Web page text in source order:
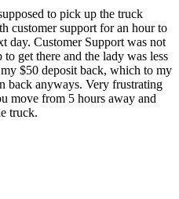
to pick up the truck
customer support for an hour to
day. Customer Support was not
get there and the lady was less
$50 deposit back, which to my
back anyways. Very frustrating
move from 5 hours away and
truck.